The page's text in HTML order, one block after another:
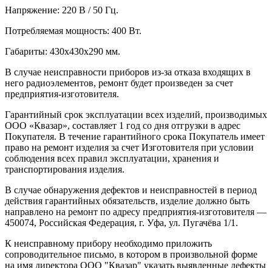
Напряжение: 220 В / 50 Гц.
Потребляемая мощность: 400 Вт.
Габариты: 430х430х290 мм.
В случае неисправности приборов из-за отказа входящих в
него радиоэлементов, ремонт будет произведен за счет
предприятия-изготовителя.
Гарантийный срок эксплуатации всех изделий, производимых
ООО «Квазар», составляет 1 год со дня отгрузки в адрес
Покупателя. В течение гарантийного срока Покупатель имеет
право на ремонт изделия за счет Изготовителя при условии
соблюдения всех правил эксплуатации, хранения и
транспортирования изделия.
В случае обнаружения дефектов и неисправностей в период
действия гарантийных обязательств, изделие должно быть
направлено на ремонт по адресу предприятия-изготовителя —
450074, Российская Федерация, г. Уфа, ул. Пугачёва 1/1.
К неисправному прибору необходимо приложить
сопроводительное письмо, в котором в произвольной форме
на имя директора ООО "Квазар" указать выявленные дефекты